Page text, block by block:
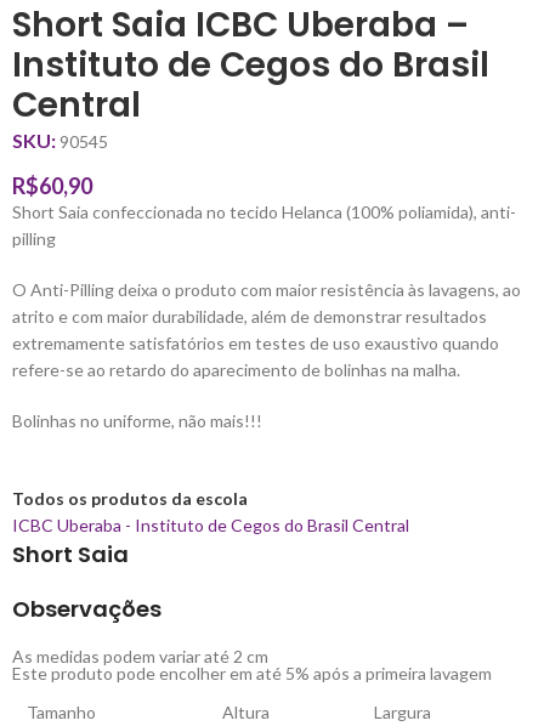
Short Saia ICBC Uberaba –
Instituto de Cegos do Brasil
Central
SKU: 90545
R$60,90
Short Saia confeccionada no tecido Helanca (100% poliamida), anti-
pilling
O Anti-Pilling deixa o produto com maior resistência às lavagens, ao
atrito e com maior durabilidade, além de demonstrar resultados
extremamente satisfatórios em testes de uso exaustivo quando
refere-se ao retardo do aparecimento de bolinhas na malha.
Bolinhas no uniforme, não mais!!!
Todos os produtos da escola
ICBC Uberaba - Instituto de Cegos do Brasil Central
Short Saia
Observações
As medidas podem variar até 2 cm
Este produto pode encolher em até 5% após a primeira lavagem
Tamanho
Altura Largura